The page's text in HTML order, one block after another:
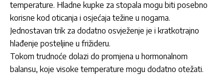
temperature. Hladne kupke za stopala mogu biti posebno
korisne kod oticanja i osjećaja težine u nogama.
Jednostavan trik za dodatno osvježenje je i kratkotrajno
hlađenje posteljine u frižideru.
Tokom trudnoće dolazi do promjena u hormonalnom
balansu, koje visoke temperature mogu dodatno otežati.